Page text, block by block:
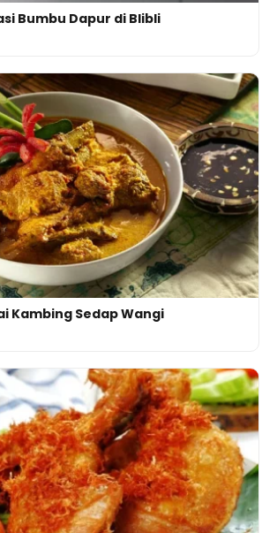
Bumbu Dapur di Blibli
Kambing Sedap Wangi